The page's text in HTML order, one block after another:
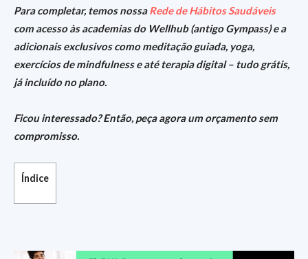
Para completar, temos nossaRede de Hábitos Saudáveis
com acesso às academias do Wellhub (antigo Gympass) e a
adicionais exclusivos como meditação guiada, yoga,
exercícios de mindfulness e até terapia digital – tudo grátis,
já incluído no plano.
Ficou interessado? Então, peça agora um orçamento sem
compromisso.
Índice